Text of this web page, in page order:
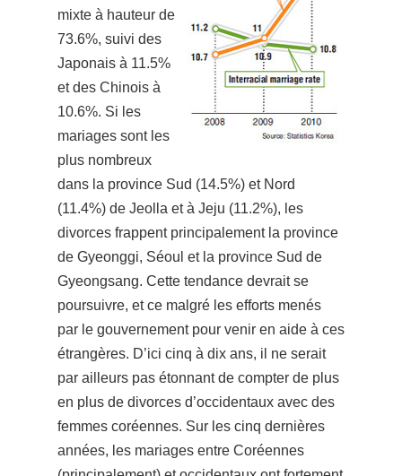
mixte à hauteur de
73.6%, suivi des
Japonais à 11.5%
et des Chinois à
10.6%. Si les
mariages sont les
plus nombreux
dans la province Sud (14.5%) et Nord
(11.4%) de Jeolla et à Jeju (11.2%), les
divorces frappent principalement la province
de Gyeonggi, Séoul et la province Sud de
Gyeongsang. Cette tendance devrait se
poursuivre, et ce malgré les efforts menés
par le gouvernement pour venir en aide à ces
étrangères. D’ici cinq à dix ans, il ne serait
par ailleurs pas étonnant de compter de plus
en plus de divorces d’occidentaux avec des
femmes coréennes. Sur les cinq dernières
années, les mariages entre Coréennes